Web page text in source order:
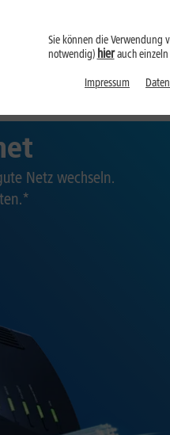
Handys Mobilfunk-
Netz wechseln.
Sie können die Verwendung
notwendig) hierauch einzeln
Impressum